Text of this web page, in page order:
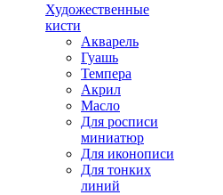
Художественные
кисти
Акварель
Гуашь
Темпера
Акрил
Масло
Для росписи
миниатюр
Для иконописи
Для тонких
линий